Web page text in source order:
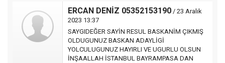
ERCAN DENİZ 05352153190 / 23 Aralık
2023 13:37
SAYGIDEĞER SAYİN RESUL BASKANİM ÇIKMIŞ
OLDUGUNUZ BASKAN ADAYLİGİ
YOLCULUGUNUZ HAYIRLI VE UGURLU OLSUN
İNŞAALLAH İSTANBUL BAYRAMPASA DAN